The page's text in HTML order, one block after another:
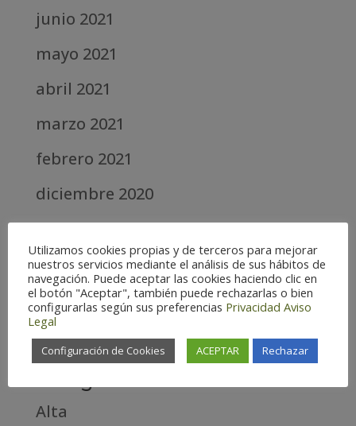
junio 2021
mayo 2021
abril 2021
marzo 2021
febrero 2021
diciembre 2020
abril 2020
marzo 2020
febrero 2019
septiembre 2018
Alta
Utilizamos cookies propias y de terceros para mejorar
nuestros servicios mediante el análisis de sus hábitos de
navegación. Puede aceptar las cookies haciendo clic en
el botón "Aceptar", también puede rechazarlas o bien
configurarlas según sus preferencias Privacidad Aviso
Legal
Configuración de Cookies ACEPTAR Rechazar